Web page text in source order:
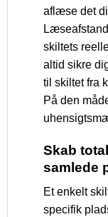
aflæse det
skiltets
altid sikre
til skiltet fra
På den
Skab
samlede
Et enkelt
specifik